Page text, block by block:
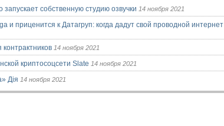
собственную студию озвучки 14 ноября 2021
и приценится к Датагруп: когда дадут свой проводной интернет
14 ноября 2021
криптосоцсети Slate 14 ноября 2021
Дія 14 ноября 2021